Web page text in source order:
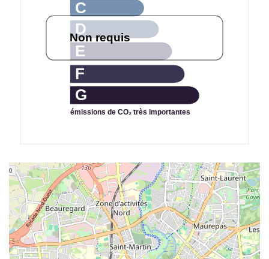
C
D
E
F
G
émissions de CO₂ très importantes
Non requis